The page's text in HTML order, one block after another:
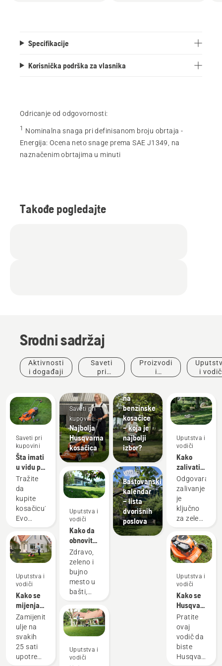
Specifikacije
Korisnička podrška za vlasnika
Odricanje od odgovornosti:
1 Nominalna snaga pri definisanom broju obrtaja -
Energija:Ocena neto snage prema SAE J1349, na
naznačenim obrtajima u minuti
Takođe pogledajte
Srodni sadržaj
Aktivnosti
i događaji
Saveti
pri
Proizvodi
i
i
Saveti pri
kupovini
Šta imati
u vidu pri
kupovini
kosačice
u 2023.
Tražite
da
kupite
kosačicu?
Evo
stvari
koje
treba
vidu
prilikom
kupovine
najbolje
kosačice.
Uputstva i
vodiči
Kako se
mijenja
ulje u
Husqvarna
kosačici
Zamijenite
ulje na
svakih
25 sati
upotrebe
Saveti pri
kupovini
Najbolja
Husqvarna
kosačica
Uputstva i
vodiči
Kako da
obnovite
travnjak
i sredite
pečate
braon
trave
Zdravo,
zeleno i
bujno
mesto u
bašti,
za mirno
opuštanje
ili
sa
porodicom
Uputstva i
vodiči
Električne
kosačice
na
benzinske
kosačice
– koja je
najbolji
izbor?
Uputstva i
vodiči
Baštovanski
kalendar
– lista
dvorišnih
poslova
Uputstva i
vodiči
Kako
zalivati
travnjak
Odgovarajuće
zalivanje
je
ključno
za zelen i
travnjak.
Evo
saveta
Husqvarna
o tome
kako
savršeno
hidrirati
travnjak.
Uputstva i
vodiči
Kako se
Husqvarna
kosačici
ugrađuje
set za
malčiranje
Pratite
ovaj
vodič da
biste
Husqvarna